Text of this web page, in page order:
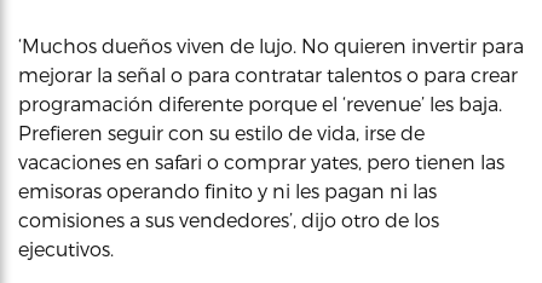
‘Muchos dueños viven de lujo. No quieren invertir para
mejorar la señal o para contratar talentos o para crear
programación diferente porque el ‘revenue’ les baja.
Prefieren seguir con su estilo de vida, irse de
vacaciones en safari o comprar yates, pero tienen las
emisoras operando finito y ni les pagan ni las
comisiones a sus vendedores’, dijo otro de los
ejecutivos.